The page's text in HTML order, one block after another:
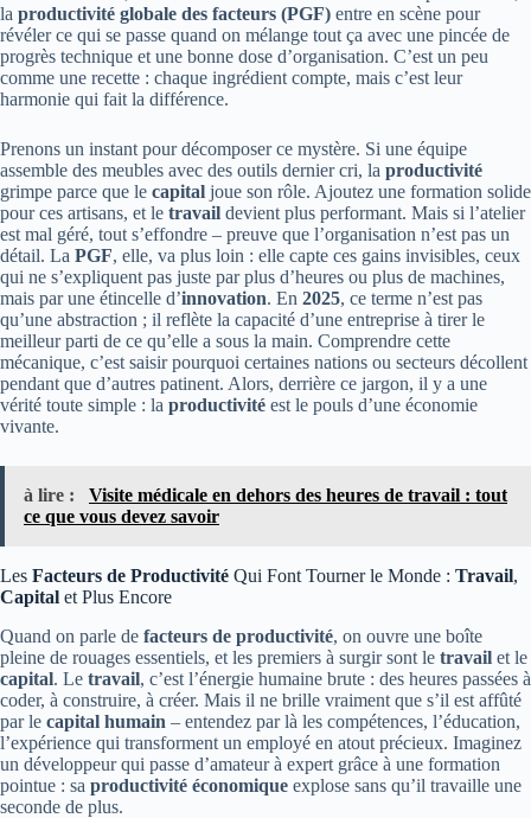
la productivité globale des facteurs (PGF) entre en scène pour
révéler ce qui se passe quand on mélange tout ça avec une pincée de
progrès technique et une bonne dose d’organisation. C’est un peu
comme une recette : chaque ingrédient compte, mais c’est leur
harmonie qui fait la différence.
Prenons un instant pour décomposer ce mystère. Si une équipe
assemble des meubles avec des outils dernier cri, la productivité
grimpe parce que le capital joue son rôle. Ajoutez une formation solide
pour ces artisans, et le travail devient plus performant. Mais si l’atelier
est mal géré, tout s’effondre – preuve que l’organisation n’est pas un
détail. La PGF, elle, va plus loin : elle capte ces gains invisibles, ceux
qui ne s’expliquent pas juste par plus d’heures ou plus de machines,
mais par une étincelle d’innovation. En 2025, ce terme n’est pas
qu’une abstraction ; il reflète la capacité d’une entreprise à tirer le
meilleur parti de ce qu’elle a sous la main. Comprendre cette
mécanique, c’est saisir pourquoi certaines nations ou secteurs décollent
pendant que d’autres patinent. Alors, derrière ce jargon, il y a une
vérité toute simple : la productivité est le pouls d’une économie
vivante.
à lire :
Visite médicale en dehors des heures de travail : tout
ce que vous devez savoir
Les Facteurs de Productivité Qui Font Tourner le Monde : Travail,
Capital et Plus Encore
Quand on parle de facteurs de productivité, on ouvre une boîte
pleine de rouages essentiels, et les premiers à surgir sont le travail et le
capital. Le travail, c’est l’énergie humaine brute : des heures passées à
coder, à construire, à créer. Mais il ne brille vraiment que s’il est affûté
par le capital humain – entendez par là les compétences, l’éducation,
l’expérience qui transforment un employé en atout précieux. Imaginez
un développeur qui passe d’amateur à expert grâce à une formation
pointue : sa productivité économique explose sans qu’il travaille une
seconde de plus.